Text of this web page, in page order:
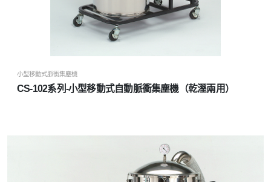
小型移動式脈衝集塵機
CS-102系列-小型移動式自動脈衝集塵機（乾溼兩用）